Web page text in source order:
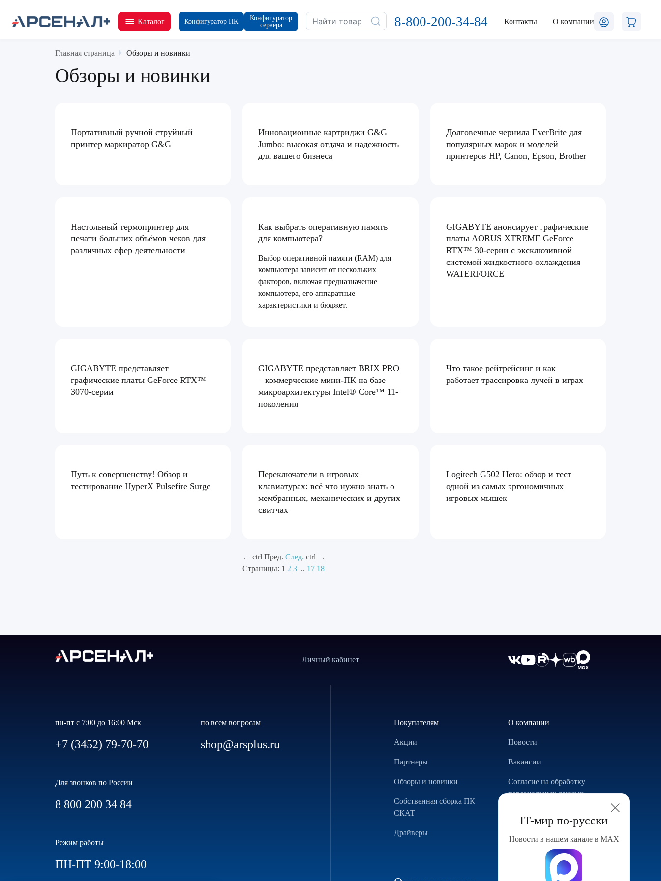
Каталог Конфигуратор ПК
Конфигуратор
сервера
8-800-200-34-84 Контакты О компании
Главная страница Обзоры и новинки
Обзоры и новинки
Портативный ручной струйный
принтер маркиратор G&G
Инновационные картриджи G&G
Jumbo: высокая отдача и надежность
для вашего бизнеса
Долговечные чернила EverBrite для
популярных марок и моделей
принтеров HP, Canon, Epson, Brother
Настольный термопринтер для
печати больших объёмов чеков для
различных сфер деятельности
Как выбрать оперативную память
для компьютера?
Выбор оперативной памяти (RAM) для
компьютера зависит от нескольких
факторов, включая предназначение
компьютера, его аппаратные
характеристики и бюджет.
GIGABYTE анонсирует графические
платы AORUS XTREME GeForce
RTX™ 30-серии с эксклюзивной
системой жидкостного охлаждения
WATERFORCE
GIGABYTE представляет
графические платы GeForce RTX™
3070-серии
GIGABYTE представляет BRIX PRO
– коммерческие мини-ПК на базе
микроархитектуры Intel® Core™ 11-
поколения
Что такое рейтрейсинг и как
работает трассировка лучей в играх
Путь к совершенству! Обзор и
тестирование HyperX Pulsefire Surge
Переключатели в игровых
клавиатурах: всё что нужно знать о
мембранных, механических и других
свитчах
Logitech G502 Hero: обзор и тест
одной из самых эргономичных
игровых мышек
← ctrl Пред. След. ctrl →
Страницы: 1 2 3 ... 17 18
IT-мир по-русски
Новости в нашем канале в МАХ
Личный кабинет
пн-пт с 7:00 до 16:00 Мск
+7 (3452) 79-70-70
по всем вопросам
shop@arsplus.ru
Для звонков по России
8 800 200 34 84
Режим работы
ПН-ПТ 9:00-18:00
Покупателям
Акции
Партнеры
Обзоры и новинки
Собственная сборка ПК
СКАТ
Драйверы
О компании
Новости
Вакансии
Согласие на обработку
персональных данных
Конфигуратор компьютера